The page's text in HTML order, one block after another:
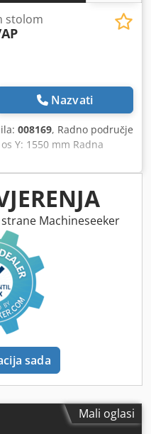
stolom
Nazvati
008169, Radno područje
Y: 1550 mm Radna
Snaga glavnog
4 osi Cjdpfsxaud Iex
Broj pozicija alata: 22
Machineseeker
sada
Mali oglasi